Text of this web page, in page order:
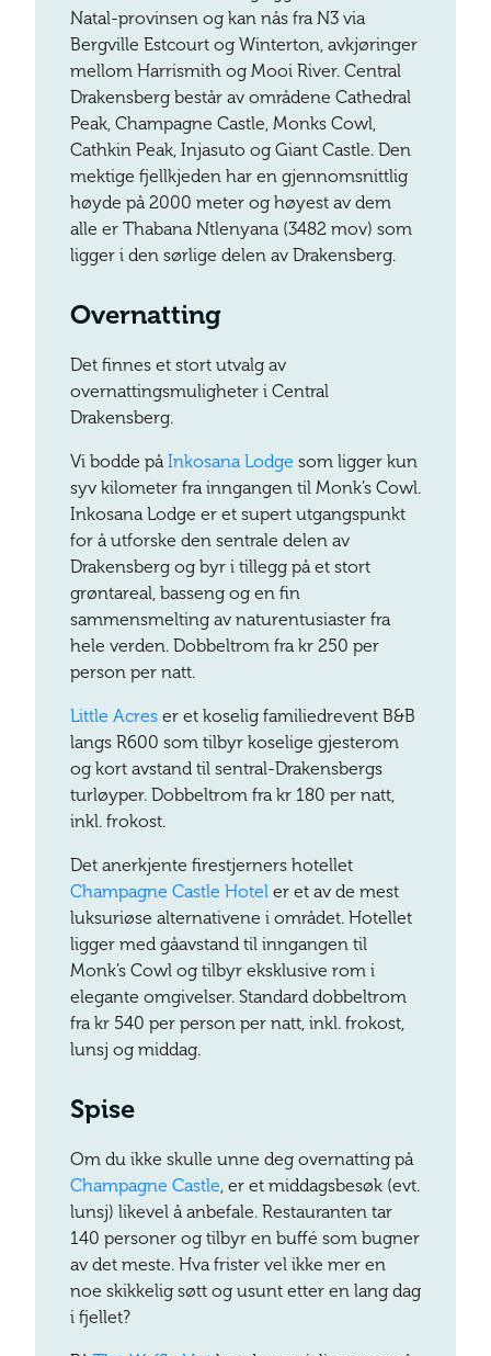
Natal-provinsen og kan nås fra N3 via
Bergville Estcourt og Winterton, avkjøringer
mellom Harrismith og Mooi River. Central
Drakensberg består av områdene Cathedral
Peak, Champagne Castle, Monks Cowl,
Cathkin Peak, Injasuto og Giant Castle. Den
mektige fjellkjeden har en gjennomsnittlig
høyde på 2000 meter og høyest av dem
alle er Thabana Ntlenyana (3482 mov) som
ligger i den sørlige delen av Drakensberg.
Overnatting
Det finnes et stort utvalg av
overnattingsmuligheter i Central
Drakensberg.
Vi bodde påInkosana Lodge som ligger kun
syv kilometer fra inngangen til Monk’s Cowl.
Inkosana Lodge er et supert utgangspunkt
for å utforske den sentrale delen av
Drakensberg og byr i tillegg på et stort
grøntareal, basseng og en fin
sammensmelting av naturentusiaster fra
hele verden. Dobbeltrom fra kr 250 per
person per natt.
Little Acres er et koselig familiedrevent B&B
langs R600 som tilbyr koselige gjesterom
og kort avstand til sentral-Drakensbergs
turløyper. Dobbeltrom fra kr 180 per natt,
inkl. frokost.
Det anerkjente firestjerners hotellet
Champagne Castle Hotel er et av de mest
luksuriøse alternativene i området. Hotellet
ligger med gåavstand til inngangen til
Monk’s Cowl og tilbyr eksklusive rom i
elegante omgivelser. Standard dobbeltrom
fra kr 540 per person per natt, inkl. frokost,
lunsj og middag.
Spise
Om du ikke skulle unne deg overnatting på
Champagne Castle, er et middagsbesøk (evt.
lunsj) likevel å anbefale. Restauranten tar
140 personer og tilbyr en buffé som bugner
av det meste. Hva frister vel ikke mer en
noe skikkelig søtt og usunt etter en lang dag
i fjellet?